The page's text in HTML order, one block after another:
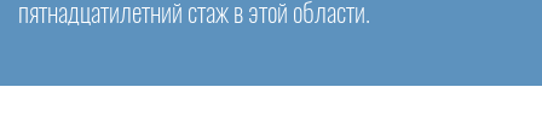
пятнадцатилетний стаж в этой области.